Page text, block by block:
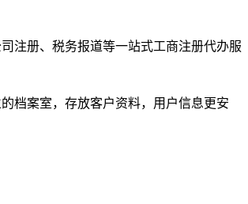
注册、税务报道等一站式工商注册代办服
档案室，存放客户资料，用户信息更安